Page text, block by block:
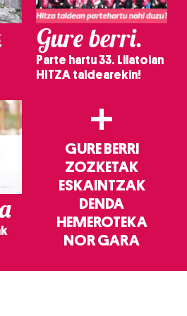
Gure berri.
Parte hartu 33. Lilatoian
HITZA taldearekin!
+
GURE BERRI
ZOZKETAK
ESKAINTZAK
DENDA
HEMEROTEKA
NOR GARA